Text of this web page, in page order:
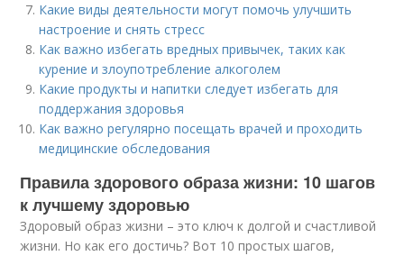
Какие виды деятельности могут помочь улучшить
настроение и снять стресс
Как важно избегать вредных привычек, таких как
курение и злоупотребление алкоголем
Какие продукты и напитки следует избегать для
поддержания здоровья
Как важно регулярно посещать врачей и проходить
медицинские обследования
Правила здорового образа жизни: 10 шагов
к лучшему здоровью
Здоровый образ жизни – это ключ к долгой и счастливой
жизни. Но как его достичь? Вот 10 простых шагов,